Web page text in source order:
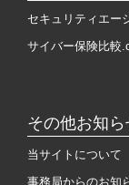
セキュリティエー
サイバー保険比較
その他お知ら
当サイトについて
事務局からのお知